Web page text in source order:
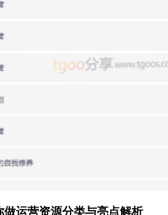
运营资源分类与亮点解析